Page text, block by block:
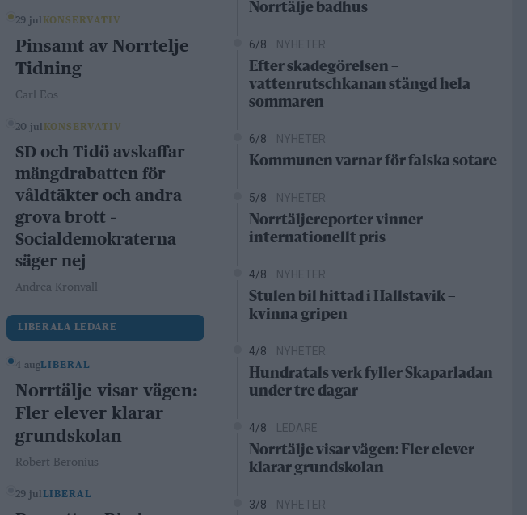
29 jul KONSERVATIV
Pinsamt av Norrtelje
Tidning
Carl Eos
20 jul KONSERVATIV
SD och Tidö avskaffar
mängdrabatten för
våldtäkter och andra
grova brott –
Socialdemokraterna
säger nej
Andrea Kronvall
LIBERALA LEDARE
4 augLIBERAL
Norrtälje visar vägen:
Fler elever klarar
grundskolan
Robert Beronius
29 jul LIBERAL
Norrtälje badhus
6/8 NYHETER
Efter skadegörelsen –
vattenrutschkanan stängd hela
sommaren
6/8 NYHETER
Kommunen varnar för falska sotare
5/8 NYHETER
Norrtäljereporter vinner
internationellt pris
4/8 NYHETER
Stulen bil hittad i Hallstavik –
kvinna gripen
4/8 NYHETER
Hundratals verk fyller Skaparladan
under tre dagar
4/8 LEDARE
Norrtälje visar vägen: Fler elever
klarar grundskolan
3/8 NYHETER